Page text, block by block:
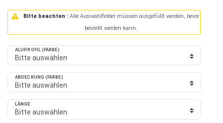
Bitte beachten :Alle Auswahlfelder müssen ausgefüllt werden, bevor
bestellt werden kann.
ALUPROFIL (FARBE)
ABDECKUNG (FARBE)
LÄNGE